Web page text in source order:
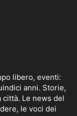
libero, eventi:
anni. Storie,
Le news del
le voci dei